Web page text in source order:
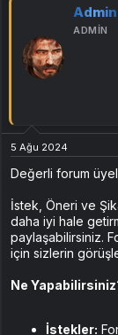
n
r
i
h
Admin
ADMIN
5 Ağu 2024
Değerli forum
İstek, Öneri ve
daha iyi hale
paylaşabilirsiniz.
için sizlerin
Ne
İstekler: